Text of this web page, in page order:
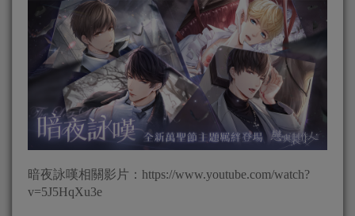
暗夜詠嘆相關影片：https://www.youtube.com/watch?
v=5J5HqXu3e